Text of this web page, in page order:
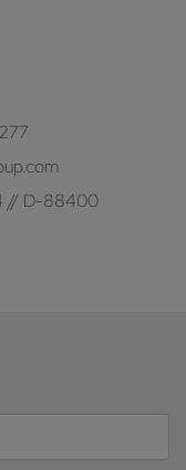
// D-88400